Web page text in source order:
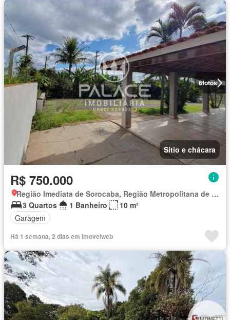
6fotos
Sítio e chácara
R$ 750.000
Região Imediata de Sorocaba, Região Metropolitana de Sorocaba
3 Quartos
1 Banheiro
10 m²
Garagem
Há 1 semana, 2 dias em Imovelweb